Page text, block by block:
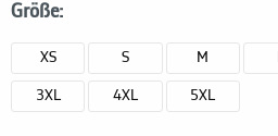
Größe:
XS S M
3XL 4XL 5XL